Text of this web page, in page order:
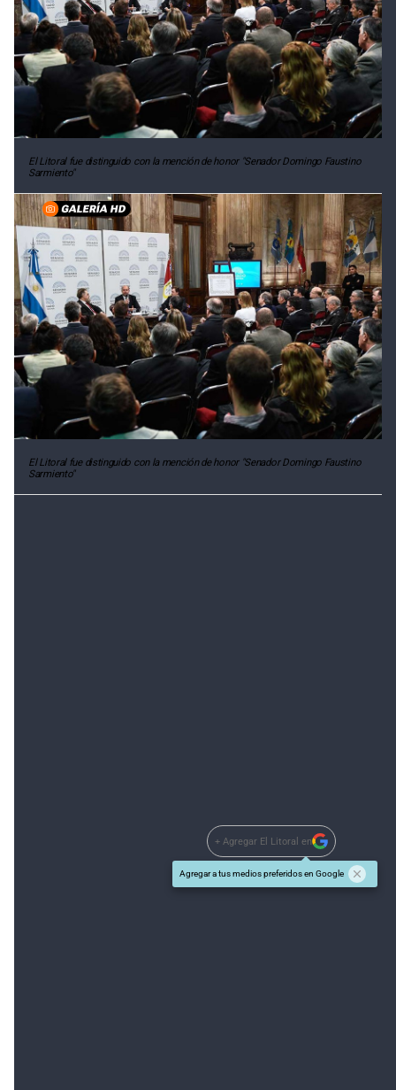
El Litoral fue distinguido con la mención de honor "Senador Domingo Faustino
Sarmiento"
El Litoral fue distinguido con la mención de honor "Senador Domingo Faustino
Sarmiento"
+ Agregar El Litoral en
Agregar a tus medios preferidos en Google